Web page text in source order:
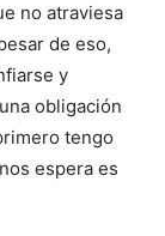
no atraviesa
de eso,
y
obligación
tengo
espera es